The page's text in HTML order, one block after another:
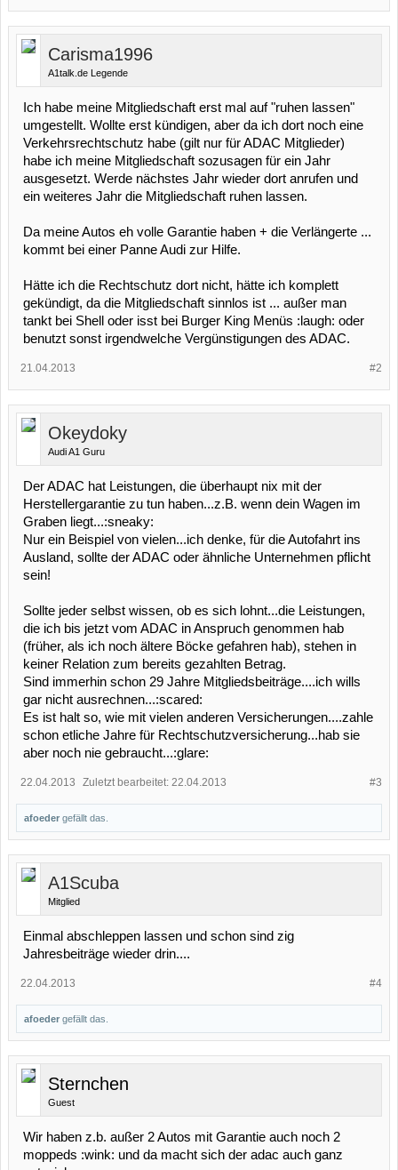
Carisma1996
A1talk.de Legende
Ich habe meine Mitgliedschaft erst mal auf "ruhen lassen"
umgestellt. Wollte erst kündigen, aber da ich dort noch eine
Verkehrsrechtschutz habe (gilt nur für ADAC Mitglieder)
habe ich meine Mitgliedschaft sozusagen für ein Jahr
ausgesetzt. Werde nächstes Jahr wieder dort anrufen und
ein weiteres Jahr die Mitgliedschaft ruhen lassen.
Da meine Autos eh volle Garantie haben + die Verlängerte ...
kommt bei einer Panne Audi zur Hilfe.
Hätte ich die Rechtschutz dort nicht, hätte ich komplett
gekündigt, da die Mitgliedschaft sinnlos ist ... außer man
tankt bei Shell oder isst bei Burger King Menüs :laugh: oder
benutzt sonst irgendwelche Vergünstigungen des ADAC.
#2
21.04.2013
Okeydoky
Audi A1 Guru
Der ADAC hat Leistungen, die überhaupt nix mit der
Herstellergarantie zu tun haben...z.B. wenn dein Wagen im
Graben liegt...:sneaky:
Nur ein Beispiel von vielen...ich denke, für die Autofahrt ins
Ausland, sollte der ADAC oder ähnliche Unternehmen pflicht
sein!
Sollte jeder selbst wissen, ob es sich lohnt...die Leistungen,
die ich bis jetzt vom ADAC in Anspruch genommen hab
(früher, als ich noch ältere Böcke gefahren hab), stehen in
keiner Relation zum bereits gezahlten Betrag.
Sind immerhin schon 29 Jahre Mitgliedsbeiträge....ich wills
gar nicht ausrechnen...:scared:
Es ist halt so, wie mit vielen anderen Versicherungen....zahle
schon etliche Jahre für Rechtschutzversicherung...hab sie
aber noch nie gebraucht...:glare:
#3
22.04.2013 Zuletzt bearbeitet: 22.04.2013
afoeder gefällt das.
A1Scuba
Mitglied
Einmal abschleppen lassen und schon sind zig
Jahresbeiträge wieder drin....
#4
22.04.2013
afoeder gefällt das.
Sternchen
Guest
Wir haben z.b. außer 2 Autos mit Garantie auch noch 2
moppeds :wink: und da macht sich der adac auch ganz